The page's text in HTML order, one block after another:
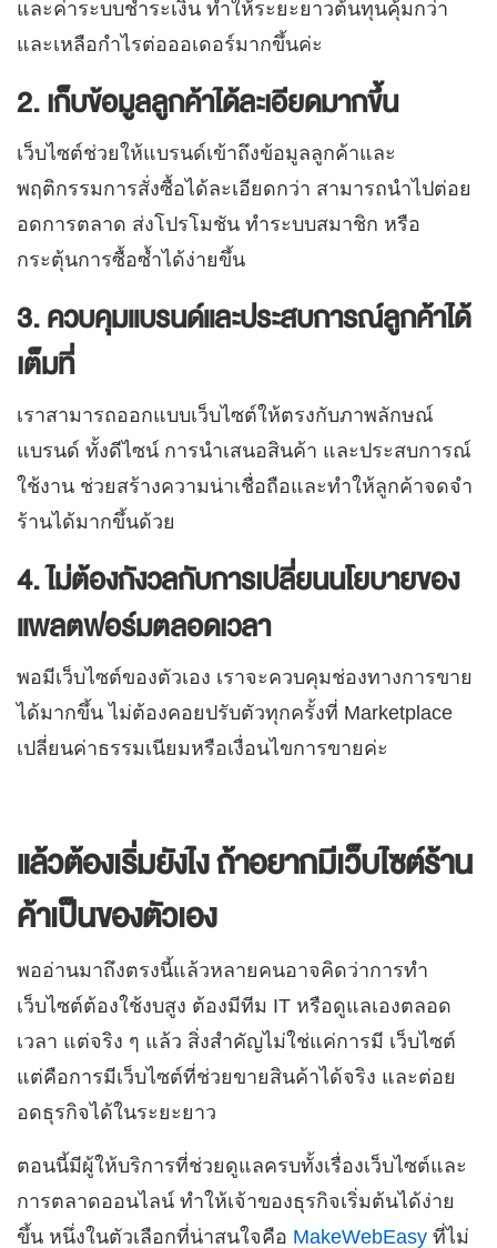
และค่าระบบชำระเงิน ทำให้ระยะยาวต้นทุนคุ้มกว่า
และเหลือกำไรต่อออเดอร์มากขึ้นค่ะ
2. เก็บข้อมูลลูกค้าได้ละเอียดมากขึ้น
เว็บไซต์ช่วยให้แบรนด์เข้าถึงข้อมูลลูกค้าและ
พฤติกรรมการสั่งซื้อได้ละเอียดกว่า สามารถนำไปต่อย
อดการตลาด ส่งโปรโมชัน ทำระบบสมาชิก หรือ
กระตุ้นการซื้อซ้ำได้ง่ายขึ้น
3. ควบคุมแบรนด์และประสบการณ์ลูกค้าได้
เต็มที่
เราสามารถออกแบบเว็บไซต์ให้ตรงกับภาพลักษณ์
แบรนด์ ทั้งดีไซน์ การนำเสนอสินค้า และประสบการณ์
ใช้งาน ช่วยสร้างความน่าเชื่อถือและทำให้ลูกค้าจดจำ
ร้านได้มากขึ้นด้วย
4. ไม่ต้องกังวลกับการเปลี่ยนนโยบายของ
แพลตฟอร์มตลอดเวลา
พอมีเว็บไซต์ของตัวเอง เราจะควบคุมช่องทางการขาย
ได้มากขึ้น ไม่ต้องคอยปรับตัวทุกครั้งที่ Marketplace
เปลี่ยนค่าธรรมเนียมหรือเงื่อนไขการขายค่ะ
แล้วต้องเริ่มยังไง ถ้าอยากมีเว็บไซต์ร้าน
ค้าเป็นของตัวเอง
พออ่านมาถึงตรงนี้แล้วหลายคนอาจคิดว่าการทำ
เว็บไซต์ต้องใช้งบสูง ต้องมีทีม IT หรือดูแลเองตลอด
เวลา แต่จริง ๆ แล้ว สิ่งสำคัญไม่ใช่แค่การมี เว็บไซต์
แต่คือการมีเว็บไซต์ที่ช่วยขายสินค้าได้จริง และต่อย
อดธุรกิจได้ในระยะยาว
ตอนนี้มีผู้ให้บริการที่ช่วยดูแลครบทั้งเรื่องเว็บไซต์และ
การตลาดออนไลน์ ทำให้เจ้าของธุรกิจเริ่มต้นได้ง่าย
ขึ้น หนึ่งในตัวเลือกที่น่าสนใจคือ MakeWebEasy ที่ไม่